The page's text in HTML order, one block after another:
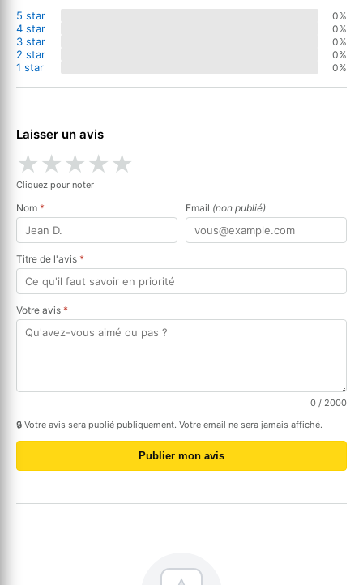
5 star 0%
4 star 0%
3 star 0%
2 star 0%
1 star 0%
Laisser un avis
★★★★★
Cliquez pour noter
Nom * Email (non publié)
Titre de l'avis *
Votre avis *
0 / 2000
🔒 Votre avis sera publié publiquement. Votre email ne sera jamais affiché.
Publier mon avis